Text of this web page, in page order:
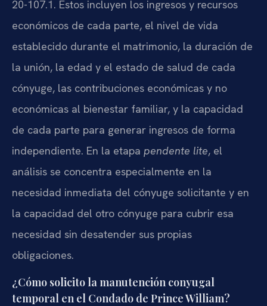
20-107.1. Estos incluyen los ingresos y recursos
económicos de cada parte, el nivel de vida
establecido durante el matrimonio, la duración de
la unión, la edad y el estado de salud de cada
cónyuge, las contribuciones económicas y no
económicas al bienestar familiar, y la capacidad
de cada parte para generar ingresos de forma
independiente. En la etapa pendente lite, el
análisis se concentra especialmente en la
necesidad inmediata del cónyuge solicitante y en
la capacidad del otro cónyuge para cubrir esa
necesidad sin desatender sus propias
obligaciones.
¿Cómo solicito la manutención conyugal
temporal en el Condado de Prince William?